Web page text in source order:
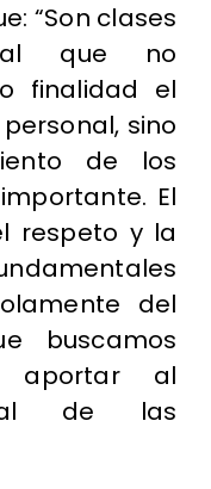
“Son clases
que no
finalidad el
sino
de los
El
respeto y la
del
buscamos
aportar al
de las